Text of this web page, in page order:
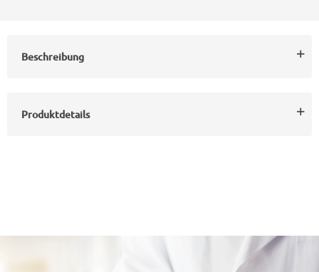
Beschreibung
Produktdetails